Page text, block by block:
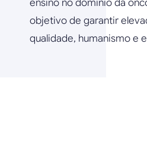
ensino no domínio da
objetivo de garantir
qualidade, humanismo e